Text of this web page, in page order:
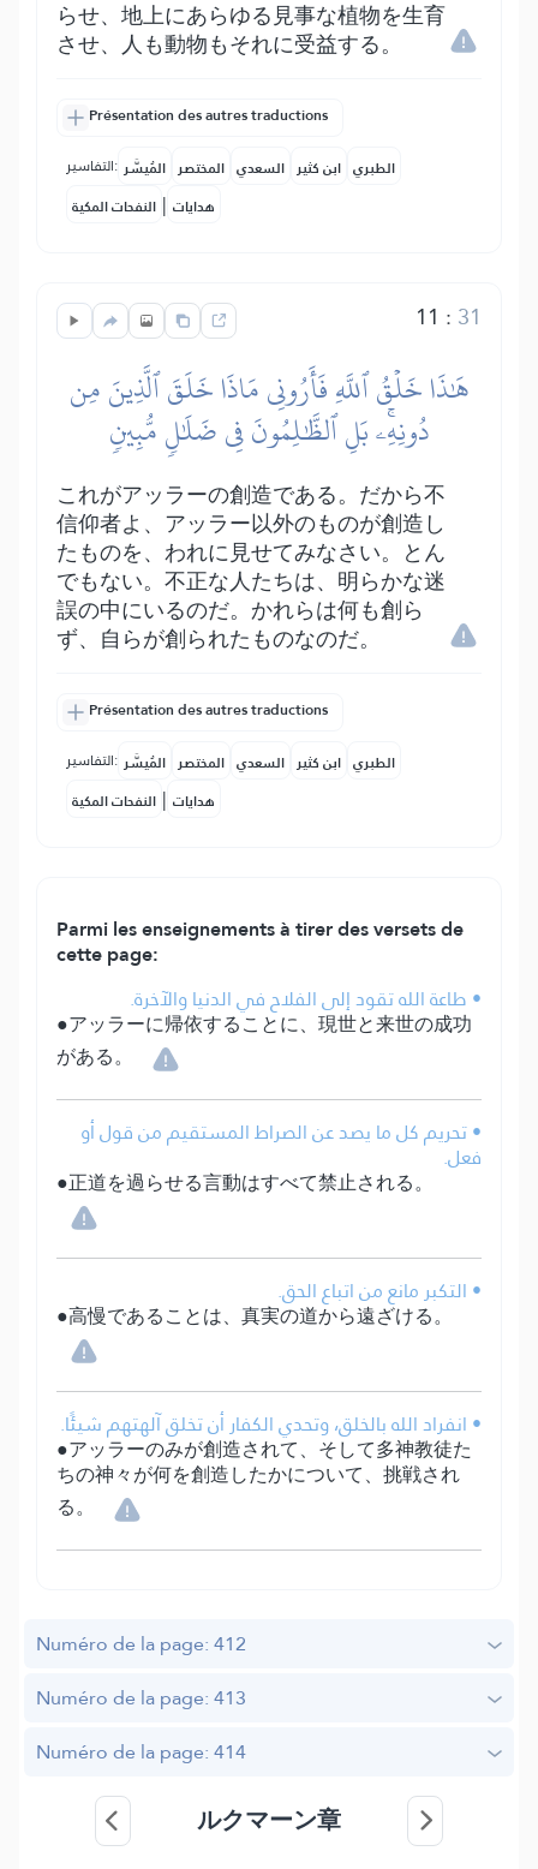
らせ、地上にあらゆる見事な植物を生育
させ、人も動物もそれに受益する。
Présentation des autres traductions
التفاسير: المُيسَّر المختصر السعدي ابن كثير الطبري
النفحات المكية | هدايات
11 : 31
هَٰذَا خَلۡقُ ٱللَّهِ فَأَرُونِي مَاذَا خَلَقَ ٱلَّذِينَ مِن
دُونِهِۦۚ بَلِ ٱلظَّٰلِمُونَ فِي ضَلَٰلٖ مُّبِينٖ
これがアッラーの創造である。だから不
信仰者よ、アッラー以外のものが創造し
たものを、われに見せてみなさい。とん
でもない。不正な人たちは、明らかな迷
誤の中にいるのだ。かれらは何も創ら
ず、自らが創られたものなのだ。
Présentation des autres traductions
التفاسير: المُيسَّر المختصر السعدي ابن كثير الطبري
النفحات المكية | هدايات
Parmi les enseignements à tirer des versets de
cette page:
• طاعة الله تقود إلى الفلاح في الدنيا والآخرة.
●アッラーに帰依することに、現世と来世の成功
がある。
• تحريم كل ما يصد عن الصراط المستقيم من قول أو
فعل.
●正道を過らせる言動はすべて禁止される。
• التكبر مانع من اتباع الحق.
●高慢であることは、真実の道から遠ざける。
• انفراد الله بالخلق، وتحدي الكفار أن تخلق آلهتهم شيئًا.
●アッラーのみが創造されて、そして多神教徒た
ちの神々が何を創造したかについて、挑戦され
る。
Numéro de la page: 412
Numéro de la page: 413
Numéro de la page: 414
ルクマーン章